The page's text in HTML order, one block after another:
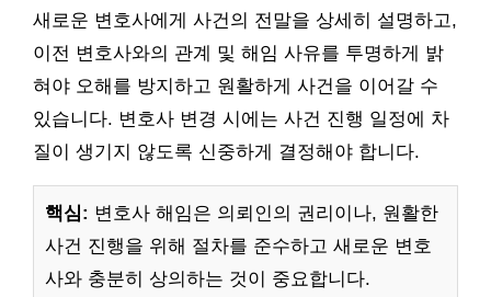
새로운 변호사에게 사건의 전말을 상세히 설명하고,
이전 변호사와의 관계 및 해임 사유를 투명하게 밝
혀야 오해를 방지하고 원활하게 사건을 이어갈 수
있습니다. 변호사 변경 시에는 사건 진행 일정에 차
질이 생기지 않도록 신중하게 결정해야 합니다.
핵심: 변호사 해임은 의뢰인의 권리이나, 원활한
사건 진행을 위해 절차를 준수하고 새로운 변호
사와 충분히 상의하는 것이 중요합니다.